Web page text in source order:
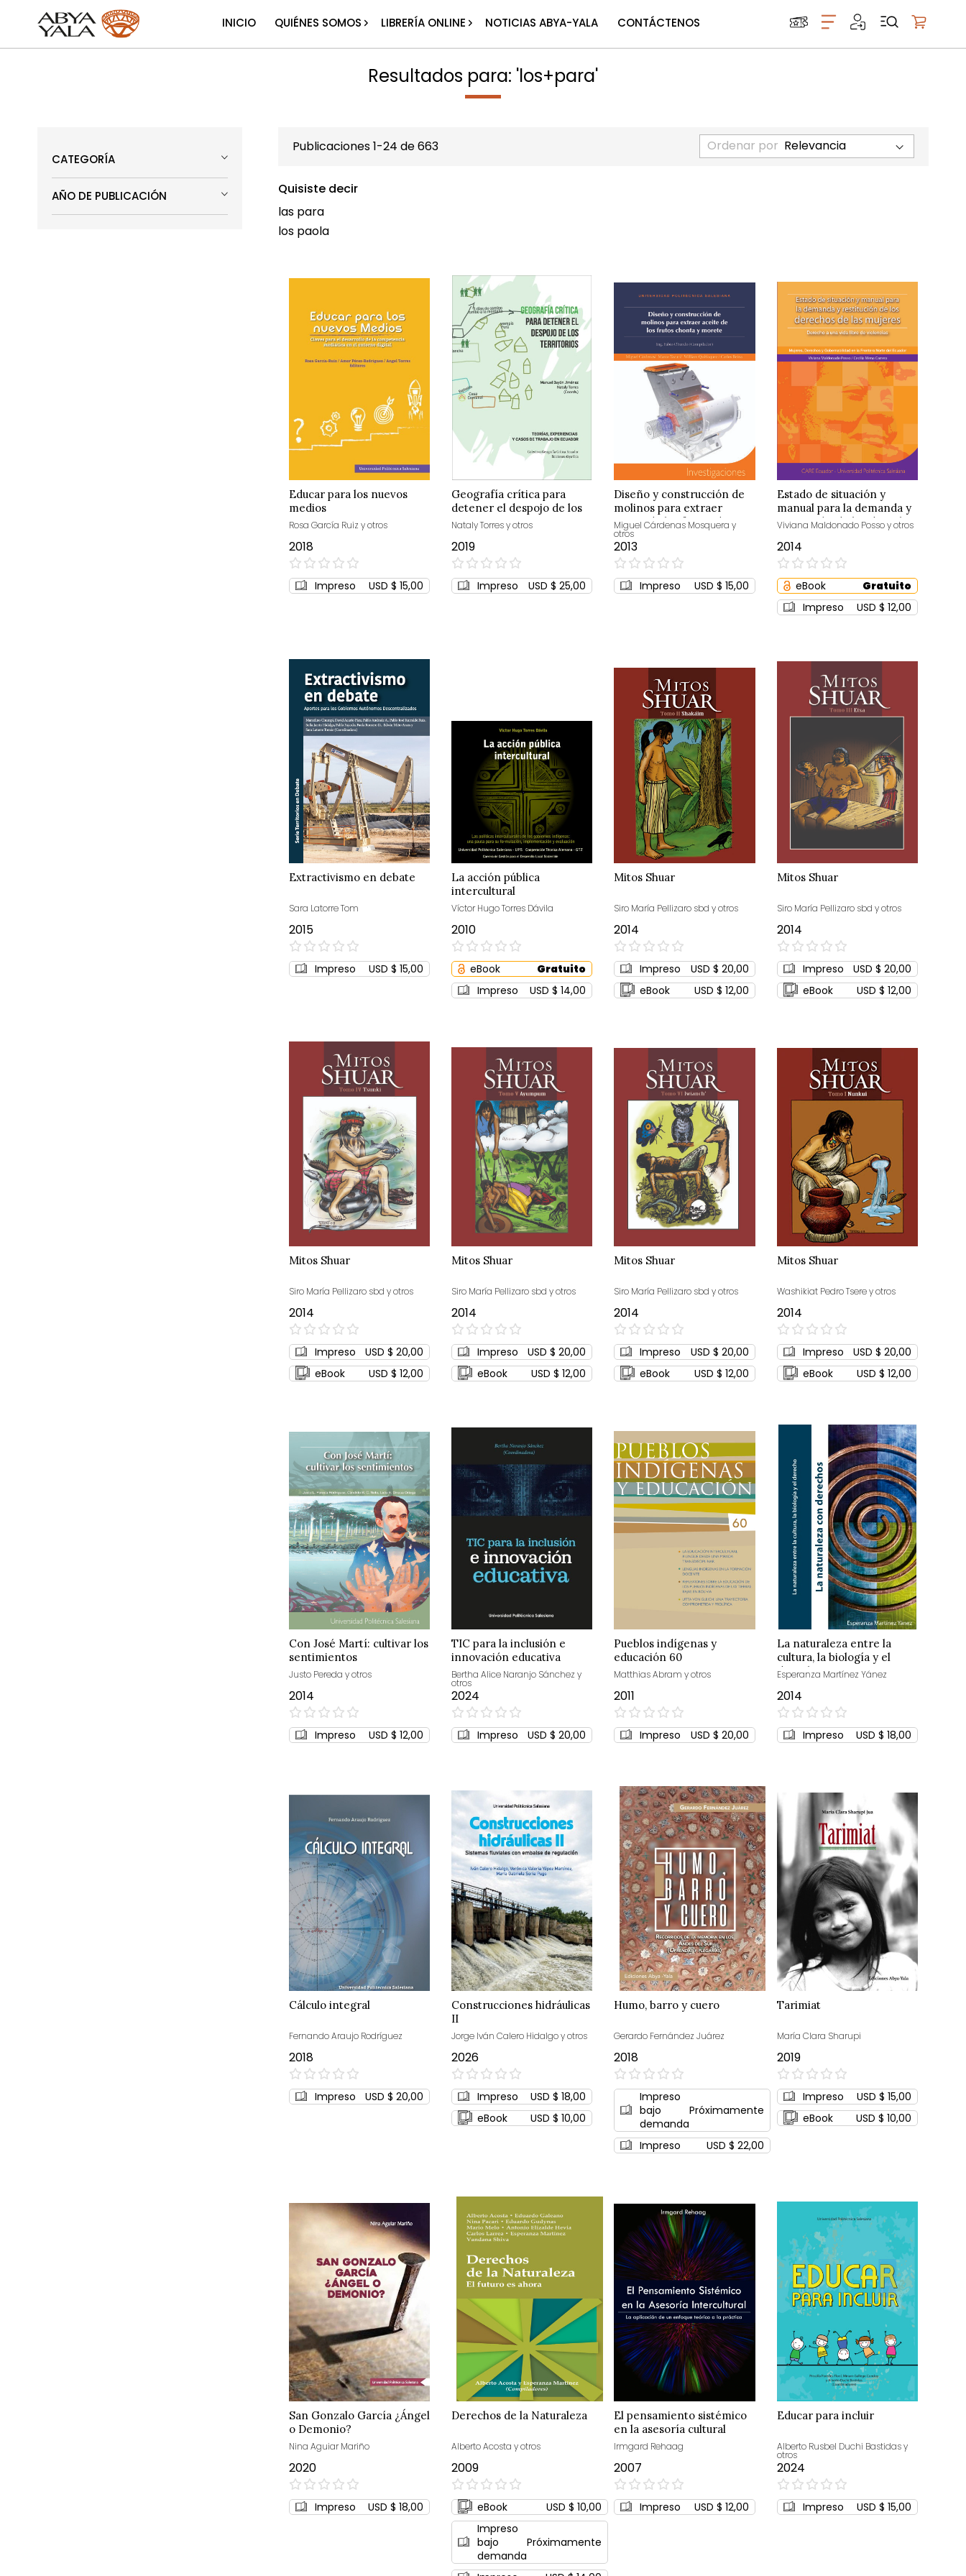
INICIO QUIÉNES SOMOS LIBRERÍA ONLINE NOTICIAS ABYA-YALA CONTÁCTENOS
Resultados para: 'los+para'
Publicaciones1-24 de663 Ordenar por
Quisiste decir
las para
los paola
Educar para los nuevos
medios
Rosa García Ruiz y otros
2018
0%
Impreso USD $ 15,00
Geografía crítica para
detener el despojo de los
territorios
Nataly Torres y otros
2019
0%
Impreso USD $ 25,00
Diseño y construcción de
molinos para extraer
aceite de los frutos de
chonta y morete
Miguel Cárdenas Mosquera y
otros
2013
0%
Impreso USD $ 15,00
Estado de situación y
manual para la demanda y
restitución de los derechos
Viviana Maldonado Posso y otros
2014
0%
eBook
Gratuito
Impreso
USD $ 12,00
Extractivismo en debate
Sara Latorre Tom
2015
0%
Impreso USD $ 15,00
La acción pública
intercultural
Víctor Hugo Torres Dávila
2010
0%
eBook
Gratuito
Impreso
USD $ 14,00
Mitos Shuar
Siro María Pellizaro sbd y otros
2014
0%
Impreso
USD $ 20,00
eBook
USD $ 12,00
Mitos Shuar
Siro María Pellizaro sbd y otros
2014
0%
Impreso
USD $ 20,00
eBook
USD $ 12,00
Mitos Shuar
Siro María Pellizaro sbd y otros
2014
0%
Impreso
USD $ 20,00
eBook
USD $ 12,00
Mitos Shuar
Siro María Pellizaro sbd y otros
2014
0%
Impreso
USD $ 20,00
eBook
USD $ 12,00
Mitos Shuar
Siro María Pellizaro sbd y otros
2014
0%
Impreso
USD $ 20,00
eBook
USD $ 12,00
Mitos Shuar
Washikiat Pedro Tsere y otros
2014
0%
Impreso
USD $ 20,00
eBook
USD $ 12,00
Con José Martí: cultivar los
sentimientos
Justo Pereda y otros
2014
0%
Impreso USD $ 12,00
TIC para la inclusión e
innovación educativa
Bertha Alice Naranjo Sánchez y
otros
2024
0%
Impreso USD $ 20,00
Pueblos indígenas y
educación 60
Matthias Abram y otros
2011
0%
Impreso USD $ 20,00
La naturaleza entre la
cultura, la biología y el
derecho
Esperanza Martínez Yánez
2014
0%
Impreso USD $ 18,00
Cálculo integral
Fernando Araujo Rodríguez
2018
0%
Impreso USD $ 20,00
Construcciones hidráulicas
II
Jorge Iván Calero Hidalgo y otros
2026
0%
Impreso
USD $ 18,00
eBook
USD $ 10,00
Humo, barro y cuero
Gerardo Fernández Juárez
2018
0%
Impreso
bajo
demanda
Próximamente
Impreso USD $ 22,00
Tarimiat
María Clara Sharupi
2019
0%
Impreso
USD $ 15,00
eBook
USD $ 10,00
San Gonzalo García ¿Ángel
o Demonio?
Nina Aguiar Mariño
2020
0%
Impreso USD $ 18,00
Derechos de la Naturaleza
Alberto Acosta y otros
2009
0%
eBook
USD $ 10,00
Impreso
bajo
demanda
Próximamente
El pensamiento sistémico
en la asesoría cultural
Irmgard Rehaag
2007
0%
Impreso USD $ 12,00
Educar para incluir
Alberto Rusbel Duchi Bastidas y
otros
2024
0%
Impreso USD $ 15,00
CATEGORÍA
AÑO DE PUBLICACIÓN